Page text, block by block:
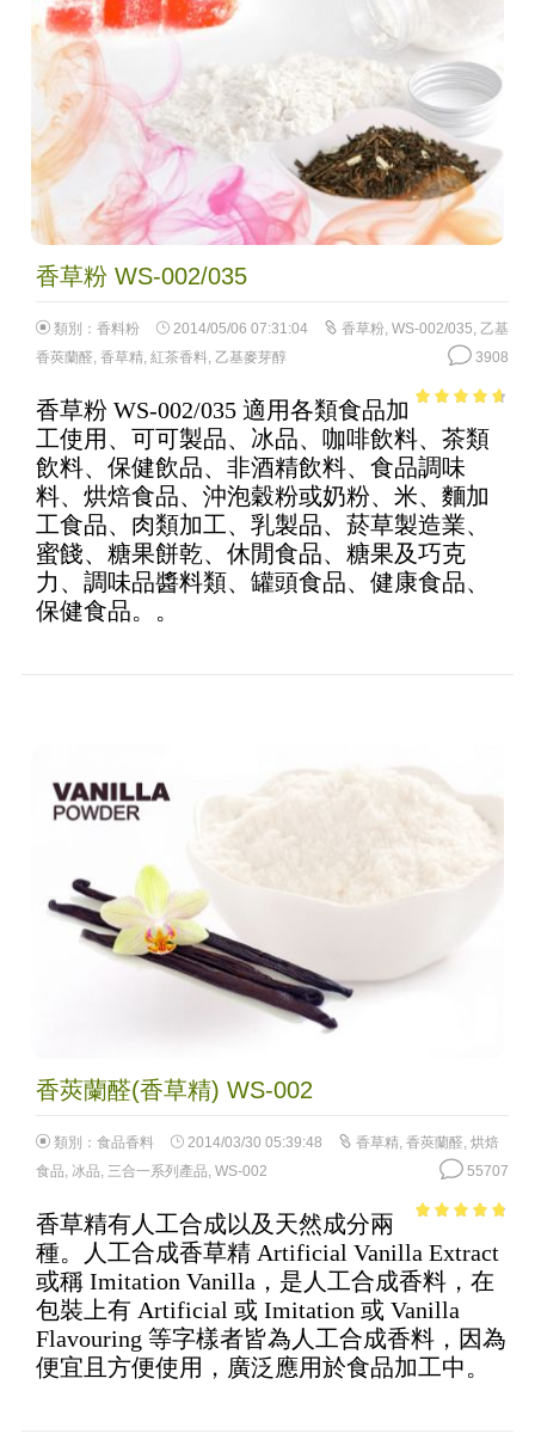
香草粉 WS-002/035
類別： 香料粉 2014/05/06 07:31:04 香草粉, WS-002/035 乙基
香莢蘭醛, 香草精, 紅茶香料 乙基麥芽醇 3908
of 5
香草粉 WS-002/035 適用各類食品加
工使用、可可製品、冰品、咖啡飲料、茶類
飲料、保健飲品、非酒精飲料、食品調味
料、烘焙食品、沖泡穀粉或奶粉、米、麵加
工食品、肉類加工、乳製品、菸草製造業、
蜜餞、糖果餅乾、休閒食品、糖果及巧克
力、調味品醬料類、罐頭食品、健康食品、
保健食品。。
香莢蘭醛(香草精) WS-002
類別： 食品香料 2014/03/30 05:39:48 香草精, 香莢蘭醛, 烘焙
食品, 冰品, 三合一系列產品, WS-002 55707
5
香草精有人工合成以及天然成分兩
種。人工合成香草精 Artificial Vanilla Extract
或稱 Imitation Vanilla，是人工合成香料，在
包裝上有 Artificial 或 Imitation 或 Vanilla
Flavouring 等字樣者皆為人工合成香料，因為
便宜且方便使用，廣泛應用於食品加工中。